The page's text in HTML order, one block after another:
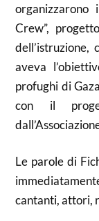
organizzarono
Crew”,
aveva
profughi di
con il
Le parole di
cantanti, attori,